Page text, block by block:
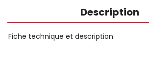
Description
Fiche technique et description